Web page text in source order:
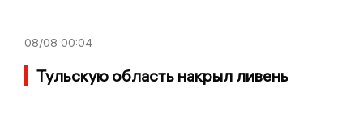
08/08 00:04
Тульскую область накрыл ливень